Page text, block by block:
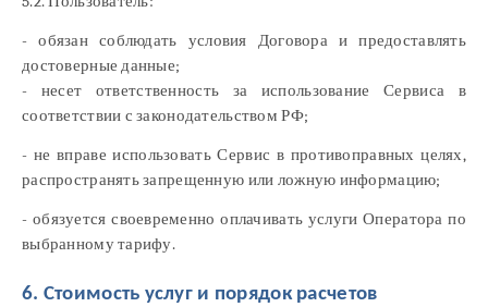
- обязан соблюдать условия Договора и предоставлять
достоверные данные;
- несет ответственность за использование Сервиса в
соответствии с законодательством РФ;
- не вправе использовать Сервис в противоправных целях,
распространять запрещенную или ложную информацию;
- обязуется своевременно оплачивать услуги Оператора по
выбранному тарифу.
6. Стоимость услуг и порядок расчетов